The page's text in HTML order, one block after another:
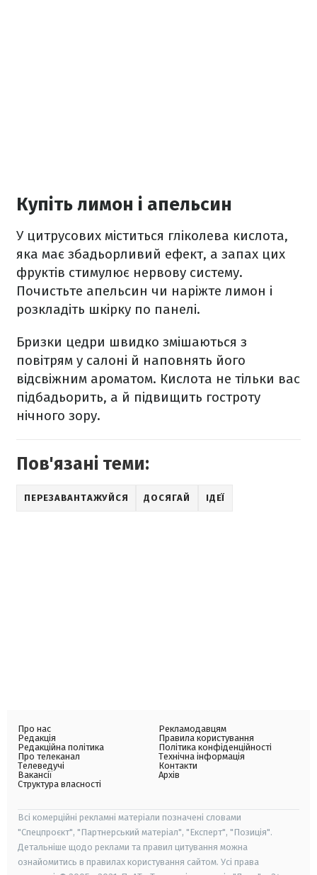
Купіть лимон і апельсин
У цитрусових міститься гліколева кислота,
яка має збадьорливий ефект, а запах цих
фруктів стимулює нервову систему.
Почистьте апельсин чи наріжте лимон і
розкладіть шкірку по панелі.
Бризки цедри швидко змішаються з
повітрям у салоні й наповнять його
відсвіжним ароматом. Кислота не тільки вас
підбадьорить, а й підвищить гостроту
нічного зору.
Пов'язані теми:
ПЕРЕЗАВАНТАЖУЙСЯ ДОСЯГАЙ ІДЕЇ
Про нас
Редакція
Редакційна політика
Про телеканал
Телеведучі
Вакансії
Структура власності
Рекламодавцям
Правила користування
Політика конфіденційності
Технічна інформація
Контакти
Архів
Всі комерційні рекламні матеріали позначені словами
"Спецпроєкт", "Партнерський матеріал", "Експерт", "Позиція".
Детальніше щодо реклами та правил цитування можна
ознайомитись в правилах користування сайтом. Усі права